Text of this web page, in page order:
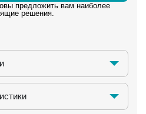
предложить вам наиболее
решения.